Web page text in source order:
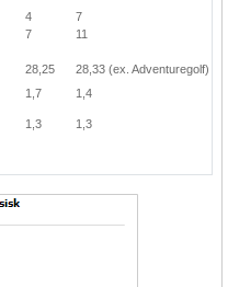
4
7
7 11
28,25 28,33 (ex. Adventuregolf)
1,7
1,4
1,3 1,3